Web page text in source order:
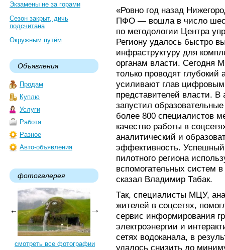
Экзамены не за горами
Сезон закрыт, дичь
подсчитана
Окружным путём
Объявления
Продам
Куплю
Услуги
Работа
Разное
Авто-объявления
фотогалерея
смотреть все фотографии
«Ровно год назад
ПФО — вошла в число
по методологии Центра
Региону удалось быстро
инфраструктуру для
органам власти. Сегодня
только проводят
усиливают глав
представителей власти.
запустил
более 800 специалистов
качество работы в
аналитический и
эффективность. Успешный
пилотного региона
вспомогательных систем
сказал Владимир Табак.
Так, специалисты МЦУ,
жителей в соцсетях,
сервис информирования
электроэнергии и
сетях водоканала, в
удалось снизить до